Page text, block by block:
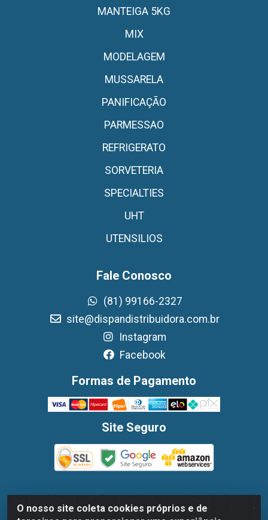
O nosso site coleta cookies próprios e de
MANTEIGA 5KG
MIX
MODELAGEM
MUSSARELA
PANIFICAÇÃO
PARMESSAO
REFRIGERATO
SORVETERIA
SPECIALTIES
UHT
UTENSILIOS
Fale Conosco
(81) 99166-2327
site@dispandistribuidora.com.br
Instagram
Facebook
Formas de Pagamento
Site Seguro
Dispan Distribuidora de Alimentos LTDA - Avenida